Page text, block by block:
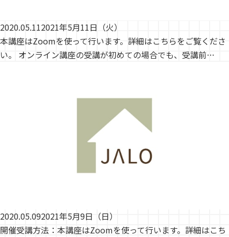
2020.05.112021年5月11日（火）
本講座はZoomを使って行います。詳細はこちらをご覧くださ
い。 オンライン講座の受講が初めての場合でも、受講前…
2020.05.092021年5月9日（日）
開催受講方法：本講座はZoomを使って行います。詳細はこち